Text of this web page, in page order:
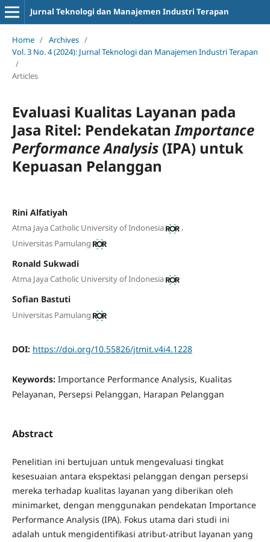
Jurnal Teknologi dan Manajemen Industri Terapan
Home / Archives /
Vol. 3 No. 4 (2024): Jurnal Teknologi dan Manajemen Industri Terapan
/
Articles
Evaluasi Kualitas Layanan pada
Jasa Ritel: PendekatanImportance
Performance Analysis(IPA) untuk
Kepuasan Pelanggan
Rini Alfatiyah
Atma Jaya Catholic University of Indonesia
,
Universitas Pamulang
Ronald Sukwadi
Atma Jaya Catholic University of Indonesia
Sofian Bastuti
Universitas Pamulang
DOI: https://doi.org/10.55826/jtmit.v4i4.1228
Keywords: Importance Performance Analysis, Kualitas
Pelayanan, Persepsi Pelanggan, Harapan Pelanggan
Abstract
Penelitian ini bertujuan untuk mengevaluasi tingkat
kesesuaian antara ekspektasi pelanggan dengan persepsi
mereka terhadap kualitas layanan yang diberikan oleh
minimarket, dengan menggunakan pendekatan Importance
Performance Analysis (IPA). Fokus utama dari studi ini
adalah untuk mengidentifikasi atribut-atribut layanan yang